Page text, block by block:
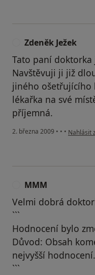
Zdeněk Ježek
Tato paní
Navštěvuji ji již
jiného ošetřujícího
lékařka na své
příjemná.
2. března 2009 • • • podle
Nahlásit
MMM
Velmi dobrá
```
Hodnocení bylo
Důvod: Obsah
nejvyšší hodnocení.
```